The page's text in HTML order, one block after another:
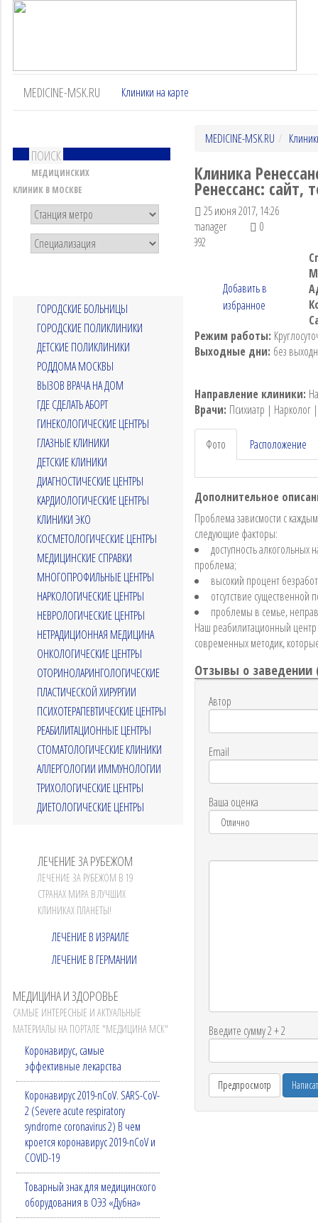
MEDICINE-MSK.RU Клиники на карте
MEDICINE-MSK.RU
Клиника
Ренессанс: сайт,
25 июня 2017, 14:26
manager
0
992
Добавить в
избранное
Режим работы:
Выходные дни: без
Направление клиники:
Врачи: Психиатр | Нарколог
Фото Расположение
Дополнительное
Проблема зависмости с
следующие факторы:
доступность алкогольных
проблема;
высокий процент
отсутствие
проблемы в семье,
Наш реабилитационный
современных методик,
Отзывы о заведении
Автор
Email
Ваша оценка
Введите сумму 2 + 2
ПОИСК
МЕДИЦИНСКИХ
КЛИНИК В МОСКВЕ
ГОРОДСКИЕ БОЛЬНИЦЫ
ГОРОДСКИЕ ПОЛИКЛИНИКИ
ДЕТСКИЕ ПОЛИКЛИНИКИ
РОДДОМА МОСКВЫ
ВЫЗОВ ВРАЧА НА ДОМ
ГДЕ СДЕЛАТЬ АБОРТ
ГИНЕКОЛОГИЧЕСКИЕ ЦЕНТРЫ
ГЛАЗНЫЕ КЛИНИКИ
ДЕТСКИЕ КЛИНИКИ
ДИАГНОСТИЧЕСКИЕ ЦЕНТРЫ
КАРДИОЛОГИЧЕСКИЕ ЦЕНТРЫ
КЛИНИКИ ЭКО
КОСМЕТОЛОГИЧЕСКИЕ ЦЕНТРЫ
МЕДИЦИНСКИЕ СПРАВКИ
МНОГОПРОФИЛЬНЫЕ ЦЕНТРЫ
НАРКОЛОГИЧЕСКИЕ ЦЕНТРЫ
НЕВРОЛОГИЧЕСКИЕ ЦЕНТРЫ
НЕТРАДИЦИОННАЯ МЕДИЦИНА
ОНКОЛОГИЧЕСКИЕ ЦЕНТРЫ
ОТОРИНОЛАРИНГОЛОГИЧЕСКИЕ
ПЛАСТИЧЕСКОЙ ХИРУРГИИ
ПСИХОТЕРАПЕВТИЧЕСКИЕ ЦЕНТРЫ
РЕАБИЛИТАЦИОННЫЕ ЦЕНТРЫ
СТОМАТОЛОГИЧЕСКИЕ КЛИНИКИ
АЛЛЕРГОЛОГИИ ИММУНОЛОГИИ
ТРИХОЛОГИЧЕСКИЕ ЦЕНТРЫ
ДИЕТОЛОГИЧЕСКИЕ ЦЕНТРЫ
ЛЕЧЕНИЕ ЗА РУБЕЖОМ
ЛЕЧЕНИЕ ЗА РУБЕЖОМ В 19
СТРАНАХ МИРА В ЛУЧШИХ
КЛИНИКАХ ПЛАНЕТЫ!
ЛЕЧЕНИЕ В ИЗРАИЛЕ
ЛЕЧЕНИЕ В ГЕРМАНИИ
МЕДИЦИНА И ЗДОРОВЬЕ
САМЫЕ ИНТЕРЕСНЫЕ И АКТУАЛЬНЫЕ
МАТЕРИАЛЫ НА ПОРТАЛЕ "МЕДИЦИНА МСК"
Коронавирус, самые
эффективные лекарства
Коронавирус 2019-nCoV. SARS-CoV-
2 (Severe acute respiratory
syndrome coronavirus 2) В чем
кроется коронавирус 2019-nCoV и
COVID-19
Товарный знак для медицинского
оборудования в ОЭЗ «Дубна»